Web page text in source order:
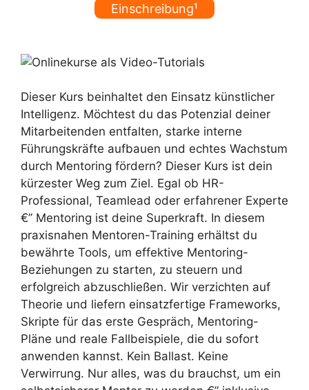
Einschreibung¹
Dieser Kurs beinhaltet den Einsatz künstlicher
Intelligenz. Möchtest du das Potenzial deiner
Mitarbeitenden entfalten, starke interne
Führungskräfte aufbauen und echtes Wachstum
durch Mentoring fördern? Dieser Kurs ist dein
kürzester Weg zum Ziel. Egal ob HR-
Professional, Teamlead oder erfahrener Experte
€” Mentoring ist deine Superkraft. In diesem
praxisnahen Mentoren-Training erhältst du
bewährte Tools, um effektive Mentoring-
Beziehungen zu starten, zu steuern und
erfolgreich abzuschließen. Wir verzichten auf
Theorie und liefern einsatzfertige Frameworks,
Skripte für das erste Gespräch, Mentoring-
Pläne und reale Fallbeispiele, die du sofort
anwenden kannst. Kein Ballast. Keine
Verwirrung. Nur alles, was du brauchst, um ein